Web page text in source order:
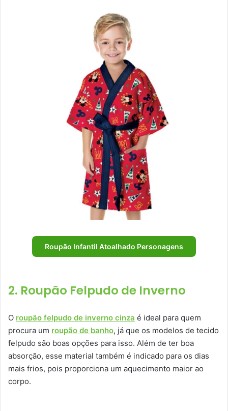
Roupão Infantil Atoalhado Personagens
2. Roupão Felpudo de Inverno
O roupão felpudo de inverno cinza é ideal para quem
procura um roupão de banho, já que os modelos de tecido
felpudo são boas opções para isso. Além de ter boa
absorção, esse material também é indicado para os dias
mais frios, pois proporciona um aquecimento maior ao
corpo.